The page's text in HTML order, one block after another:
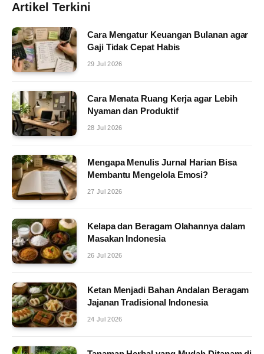
Artikel Terkini
Cara Mengatur Keuangan Bulanan agar
Gaji Tidak Cepat Habis
29 Jul 2026
Cara Menata Ruang Kerja agar Lebih
Nyaman dan Produktif
28 Jul 2026
Mengapa Menulis Jurnal Harian Bisa
Membantu Mengelola Emosi?
27 Jul 2026
Kelapa dan Beragam Olahannya dalam
Masakan Indonesia
26 Jul 2026
Ketan Menjadi Bahan Andalan Beragam
Jajanan Tradisional Indonesia
24 Jul 2026